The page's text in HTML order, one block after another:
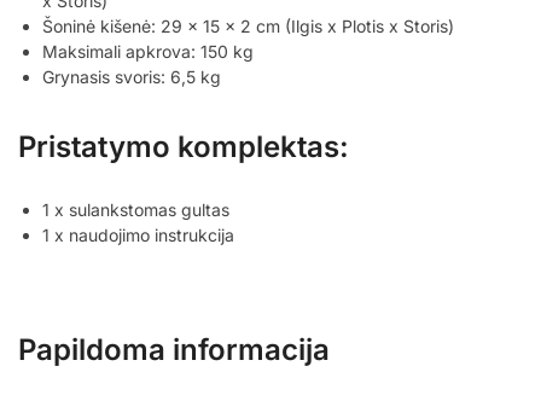
Šoninė kišenė: 29 x 15 x 2 cm (Ilgis x Plotis x Storis)
Maksimali apkrova: 150 kg
Grynasis svoris: 6,5 kg
Pristatymo komplektas:
1 x sulankstomas gultas
1 x naudojimo instrukcija
Papildoma informacija